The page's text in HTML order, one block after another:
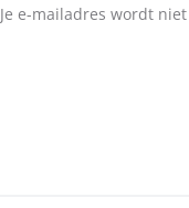
Je e-mailadres wordt